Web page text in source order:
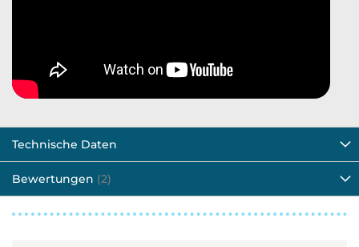
Technische Daten
Bewertungen 2